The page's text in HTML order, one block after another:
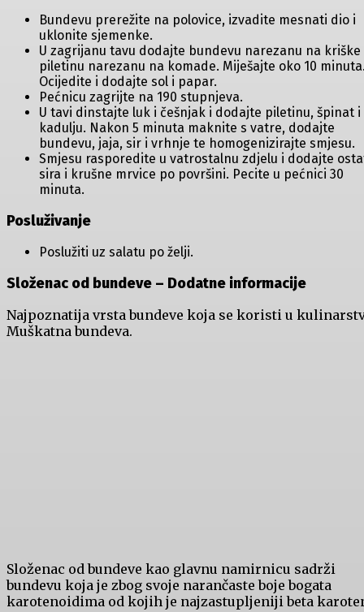
Bundevu prerežite na polovice, izvadite mesnati dio i
uklonite sjemenke.
U zagrijanu tavu dodajte bundevu narezanu na kriške
piletinu narezanu na komade. Miješajte oko 10
Ocijedite i dodajte sol i papar.
Pećnicu zagrijte na 190 stupnjeva.
U tavi dinstajte luk i češnjak i dodajte piletinu, špinat i
kadulju. Nakon 5 minuta maknite s vatre, dodajte
bundevu, jaja, sir i vrhnje te homogenizirajte smjesu.
Smjesu rasporedite u vatrostalnu zdjelu i dodajte
sira i krušne mrvice po površini. Pecite u pećnici 30
minuta.
Posluživanje
Poslužiti uz salatu po želji.
Složenac od bundeve – Dodatne informacije
Najpoznatija vrsta bundeve koja se koristi u
Muškatna bundeva.
Složenac od bundeve kao glavnu namirnicu sadrži
bundevu koja je zbog svoje narančaste boje bogata
karotenoidima od kojih je najzastupljeniji beta